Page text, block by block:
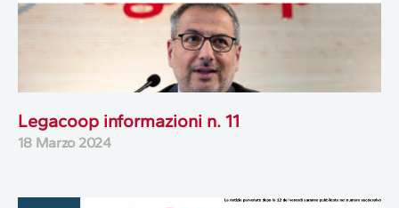
Legacoop informazioni n. 11
18 Marzo 2024